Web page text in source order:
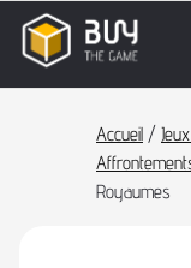
Accueil /
Royaumes